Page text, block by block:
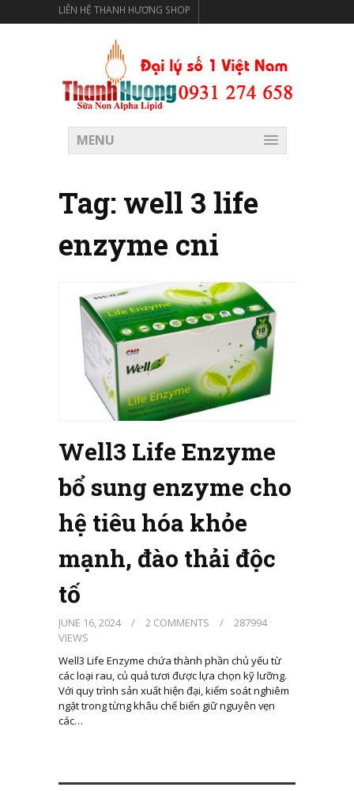
LIÊN HỆ THANH HƯƠNG SHOP
CHO SỨC KHỎE
MENU
Tag: well 3 life
enzyme cni
Well3 Life Enzyme
bổ sung enzyme cho
hệ tiêu hóa khỏe
mạnh, đào thải độc
tố
JUNE 16, 2024 / 2 COMMENTS /
287994
VIEWS
Well3 Life Enzyme chứa thành phần chủ yếu từ
các loại rau, củ quả tươi được lựa chọn kỹ lưỡng.
Với quy trình sản xuất hiện đại, kiểm soát nghiêm
ngặt trong từng khâu chế biến giữ nguyên vẹn
các…